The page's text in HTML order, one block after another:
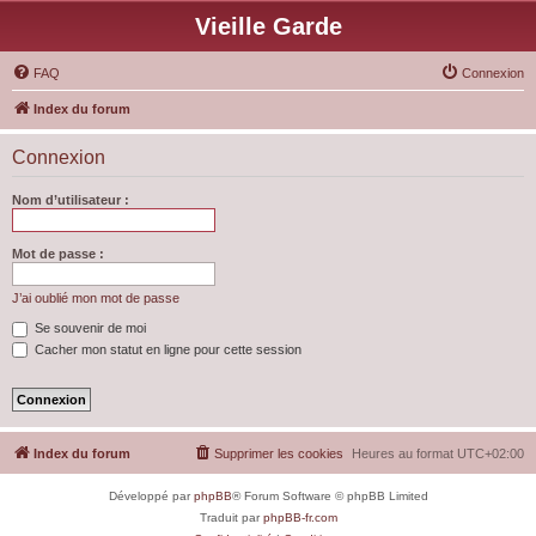
Vieille Garde
FAQ Connexion
Index du forum
Connexion
Nom d’utilisateur :
Mot de passe :
J’ai oublié mon mot de passe
Se souvenir de moi
Cacher mon statut en ligne pour cette session
Index du forum Heures au format UTC+02:00
Supprimer les cookies
Développé parphpBB® Forum Software © phpBB Limited
Traduit parphpBB-fr.com